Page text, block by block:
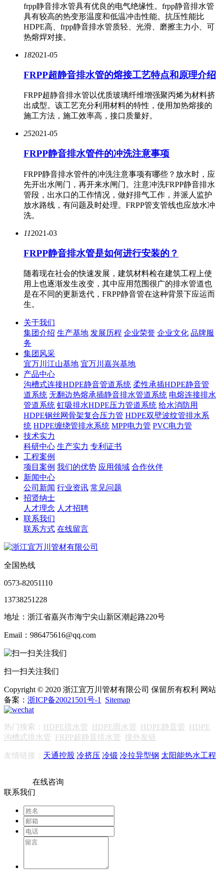
frpp静音排水管具有优良的电气绝缘性。frpp静音排水管
具有较高的热变形温度和低温冲击性能。抗压性能比
HDPE高、frpp静音排水管质轻、光滑、磨擦主力小、可
热熔焊对接。
182021-05
FRPP超静音排水管的熔接工艺特点和原理介绍
FRPP超静音排水管以优质玻璃纤维增强聚丙烯为材料挤
出成型。该工艺充分利用材料的特性，使用加热熔接的
施工方法，施工效率高，接口质量好。
252021-05
FRPP静音排水管件的冲洗注意事项
FRPP静音排水管件的冲洗注意事项有哪些？放水时，应
先开出水闸门，再开来水闸门。注意冲洗FRPP静音排水
管段，出水口的工作情况，做好排气工作，并派人监护
放水路线，有问题及时处理。FRPP管支管线也应放水冲
洗。
112021-03
FRPP静音排水管是如何进行安装的？
随着现在社会的快速发展，建筑材料检在建筑工程上使
用上也逐渐发生改变，其中应用范围很广的排水管道也
是在不同的更新迭代，FRPP静音管在这种背景下应运而
生。
关于我们
集团介绍 生产基地 发展历程 企业荣誉 企业文化 品牌服
务
集团风采
宜万川江山基地 宜万川嘉兴基地
产品中心
沟槽式连接HDPE静音管道系统 柔性承插HDPE静音管
道系统 无翻边热熔承插静音排水管道系统 电熔连接排水
管道系统 虹吸排水HDPE压力管道系统 给水消防用
HDPE钢丝网骨架复合压力管 HDPE双壁波纹管排水系
统 HDPE缠绕管排水系统 MPP电力管 PVC电力管
技术实力
科研中心 生产实力 专利证书
工程案例
项目案例 我们的优势 应用领域 合作伙伴
新闻中心
公司新闻 行业资讯 常见问题
招贤纳士
人才理念 人才招聘
联系我们
联系方式 在线留言
全国热线
0573-82051110
13738251228
地址：浙江省嘉兴市海宁尖山新区潮起路220号
Email：986475616@qq.com
扫一扫关注我们
Copyright © 2020 浙江宜万川管材有限公司 保留所有权利 网站
备案： 浙ICP备20021501号-1 Sitemap
热门搜索： HDPE排水管 HDPE雨水管 HDPE静音管 HDPE
沟槽式排水管 FRPP超静音排水管 搜外友链
友情链接： 天通控股 冷挤压 冷锻 冷拉异型钢 太阳能热水工程
在线咨询
联系我们